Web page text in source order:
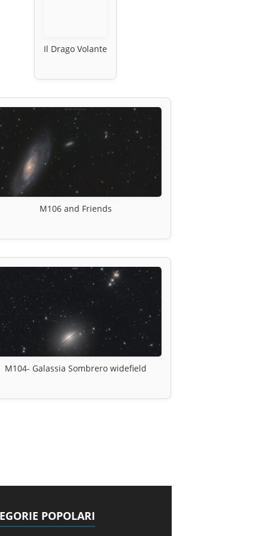
Il Drago Volante
M106 and Friends
M104- Galassia Sombrero widefield
POPOLARI